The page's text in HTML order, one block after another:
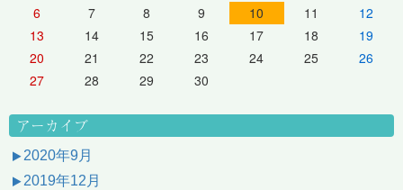
6
7 8 9 10 11
12
13
14 15 16 17 18
19
20
21 22 23 24 25
26
27
28 29 30
アーカイブ
2020年9月
2019年12月